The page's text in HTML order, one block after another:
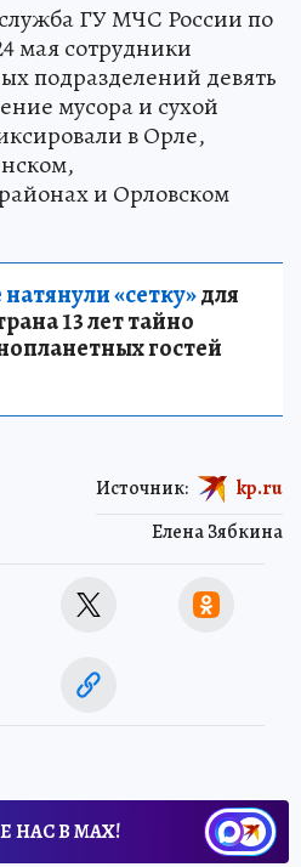
ГУ МЧС России по
мая сотрудники
подразделений девять
мусора и сухой
в Орле,
и Орловском
«сетку»для
13 лет тайно
гостей
Елена Зябкина
Источник: kp.ru
НАС В МАХ!